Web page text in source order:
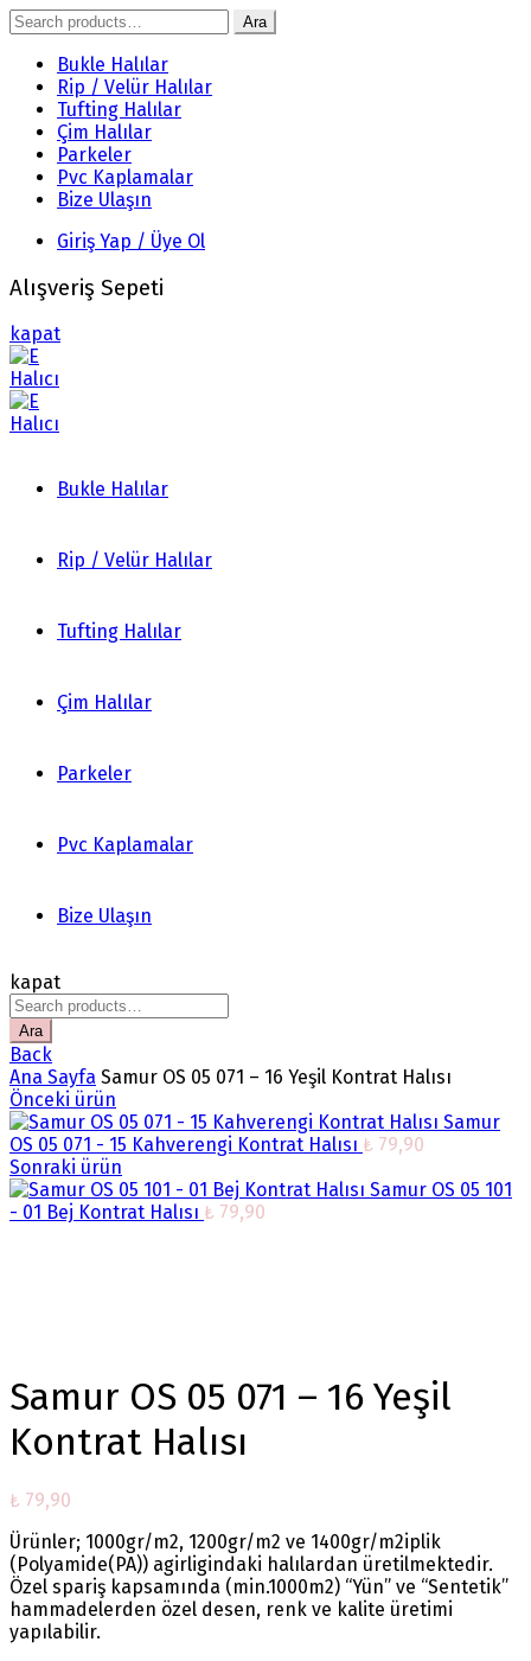
Search
for:
Ara
Bukle Halılar
Rip / Velür Halılar
Tufting Halılar
Çim Halılar
Parkeler
Pvc Kaplamalar
Bize Ulaşın
Giriş Yap / Üye Ol
Alışveriş Sepeti
kapat
Bukle Halılar
Rip / Velür Halılar
Tufting Halılar
Çim Halılar
Parkeler
Pvc Kaplamalar
Bize Ulaşın
kapat
Search
for:
Ara
Back
Ana Sayfa Samur OS 05 071 – 16 Yeşil Kontrat Halısı
Önceki ürün
Samur
OS 05 071 - 15 Kahverengi Kontrat Halısı ₺ 79,90
Sonraki ürün
Samur OS 05 101
- 01 Bej Kontrat Halısı ₺ 79,90
Samur OS 05 071 – 16 Yeşil
Kontrat Halısı
₺ 79,90
Ürünler; 1000gr/m2, 1200gr/m2 ve 1400gr/m2iplik
(Polyamide(PA)) agirligindaki halılardan üretilmektedir.
Özel spariş kapsamında (min.1000m2) “Yün” ve “Sentetik”
hammadelerden özel desen, renk ve kalite üretimi
yapılabilir.